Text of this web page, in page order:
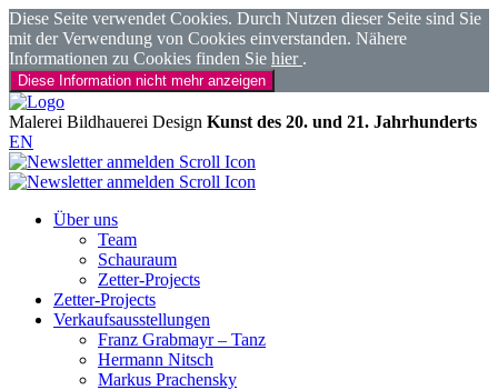
Diese Seite verwendet Cookies. Durch Nutzen dieser Seite sind Sie
mit der Verwendung von Cookies einverstanden. Nähere
Informationen zu Cookies finden Sie hier .
Diese Information nicht mehr anzeigen
Malerei Bildhauerei Design Kunst des 20. und 21. Jahrhunderts
EN
Über uns
Team
Schauraum
Zetter-Projects
Zetter-Projects
Verkaufsausstellungen
Franz Grabmayr – Tanz
Hermann Nitsch
Markus Prachensky